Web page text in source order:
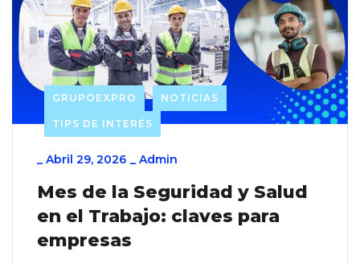
GRUPOEXPRO NOTICIAS
TIPS DE INTERÉS
_ Abril 29, 2026 _ Admin
Mes de la Seguridad y Salud
en el Trabajo: claves para
empresas